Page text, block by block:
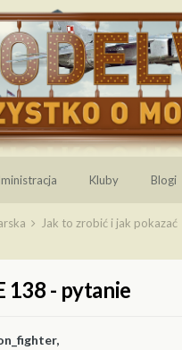
Kluby Blogi
Jak to zrobić i jak pokazać
138 - pytanie
,